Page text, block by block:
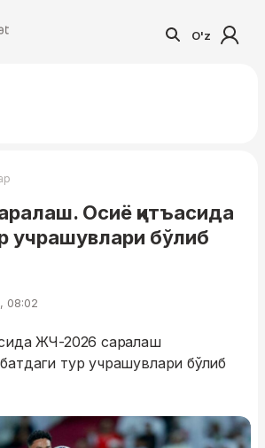
O'z
Осиё қитъасида
учрашувлари бўлиб
08:02
ЖЧ-2026 саралаш
тур учрашувлари бўлиб